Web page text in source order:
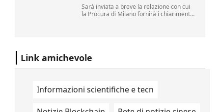
Sarà inviata a breve la relazione con cui
la Procura di Milano fornirà i chiarimenti
Link amichevole
Informazioni scientifiche e tecn